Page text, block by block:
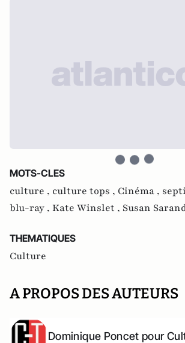
MOTS-CLES
culture , culture tops , Cinéma ,
blu-ray , Kate Winslet , Susan
THEMATIQUES
Culture
A PROPOS DES AUTEURS
Dominique Poncet pour